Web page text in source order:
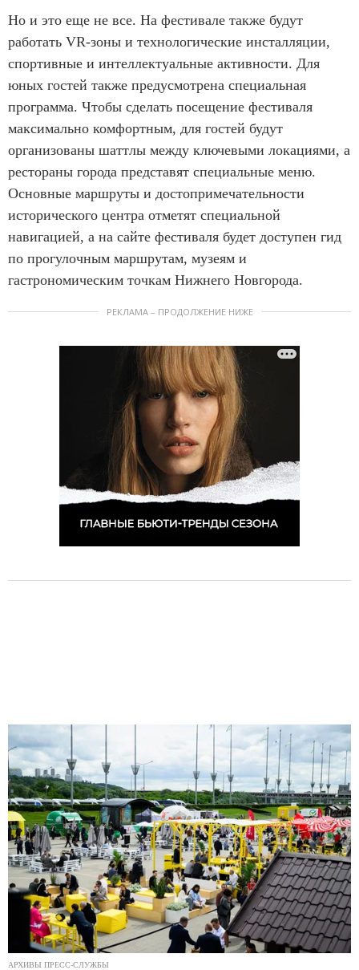
Но и это еще не все. На фестивале также будут
работать VR-зоны и технологические инсталляции,
спортивные и интеллектуальные активности. Для
юных гостей также предусмотрена специальная
программа. Чтобы сделать посещение фестиваля
максимально комфортным, для гостей будут
организованы шаттлы между ключевыми локациями, а
рестораны города представят специальные меню.
Основные маршруты и достопримечательности
исторического центра отметят специальной
навигацией, а на сайте фестиваля будет доступен гид
по прогулочным маршрутам, музеям и
гастрономическим точкам Нижнего Новгорода.
РЕКЛАМА – ПРОДОЛЖЕНИЕ НИЖЕ
АРХИВЫ ПРЕСС-СЛУЖБЫ